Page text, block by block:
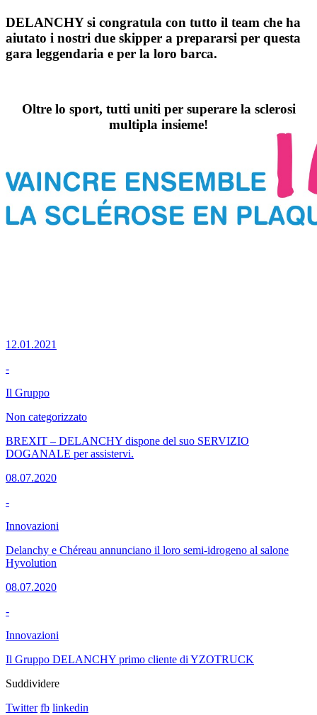
DELANCHY si congratula con tutto il team che ha
aiutato i nostri due skipper a prepararsi per questa
gara leggendaria e per la loro barca.
Oltre lo sport, tutti uniti per superare la sclerosi
multipla insieme!
12.01.2021
-
Il Gruppo
Non categorizzato
BREXIT – DELANCHY dispone del suo SERVIZIO
DOGANALE per assistervi.
08.07.2020
-
Innovazioni
Delanchy e Chéreau annunciano il loro semi-idrogeno al salone
Hyvolution
08.07.2020
-
Innovazioni
Il Gruppo DELANCHY primo cliente di YZOTRUCK
Suddividere
Twitter fb linkedin